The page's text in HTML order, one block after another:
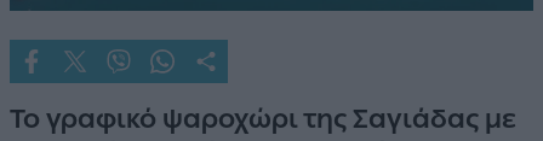
To γραφικό ψαροχώρι της Σαγιάδας με